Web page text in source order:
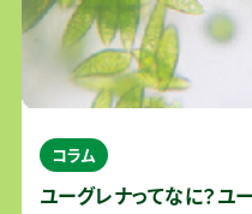
コラム
ユーグレナってなに？ユ